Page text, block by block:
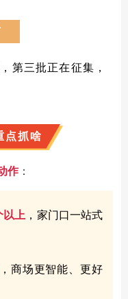
第三批正在征集，
点抓啥
作：
以上 ，家门口一站式
，商场更智能、更好